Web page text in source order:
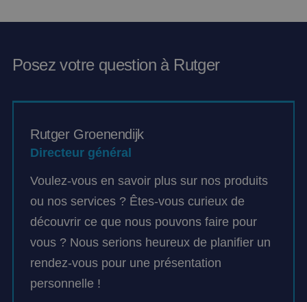
Posez votre question à Rutger
Rutger Groenendijk
Directeur général
Voulez-vous en savoir plus sur nos produits
ou nos services ? Êtes-vous curieux de
découvrir ce que nous pouvons faire pour
vous ? Nous serions heureux de planifier un
rendez-vous pour une présentation
personnelle !